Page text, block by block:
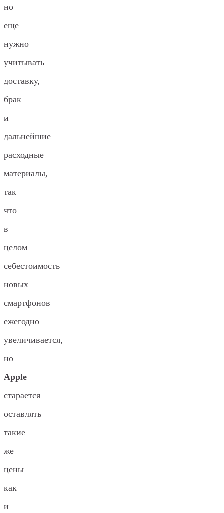
но
еще
нужно
учитывать
доставку,
брак
и
дальнейшие
расходные
материалы,
так
что
в
целом
себестоимость
новых
смартфонов
ежегодно
увеличивается,
но
Apple
старается
оставлять
такие
же
цены
как
и